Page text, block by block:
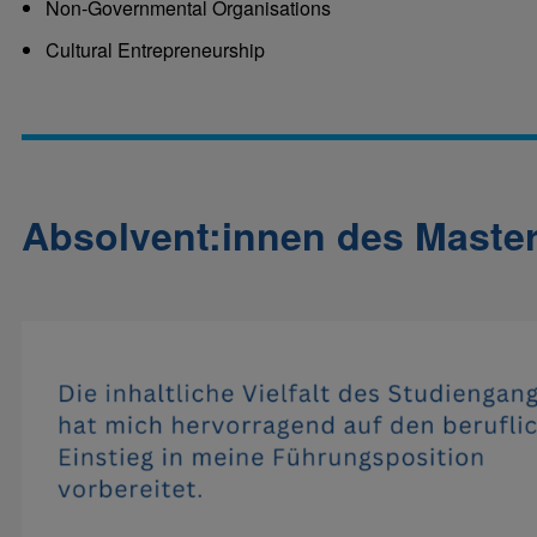
Non-Governmental Organisations
Cultural Entrepreneurship
Absolvent:innen des